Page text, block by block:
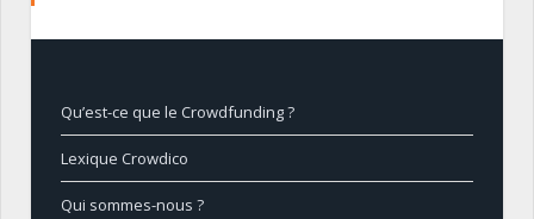
Qu’est-ce que le Crowdfunding ?
Lexique Crowdico
Qui sommes-nous ?